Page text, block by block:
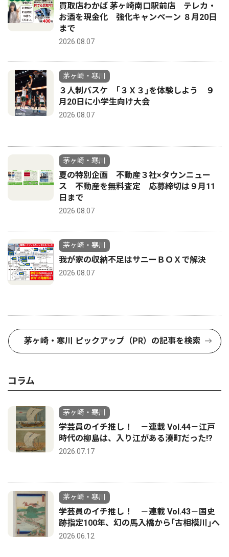
買取店わかば 茅ヶ崎南口駅前店 テレカ・
お酒を現金化 強化キャンペーン ８月20日
まで
2026.08.07
茅ヶ崎・寒川
３人制バスケ ｢３Ｘ３｣を体験しよう ９
月20日に小学生向け大会
2026.08.07
茅ヶ崎・寒川
夏の特別企画 不動産３社×タウンニュー
ス 不動産を無料査定 応募締切は９月11
日まで
2026.08.07
茅ヶ崎・寒川
我が家の収納不足はサニーＢＯＸで解決
2026.08.07
茅ヶ崎・寒川 ピックアップ（PR）の記事を検索
コラム
茅ヶ崎・寒川
学芸員のイチ推し！ －連載 Vol.44－江戸
時代の柳島は、入り江がある湊町だった!?
2026.07.17
茅ヶ崎・寒川
学芸員のイチ推し！ －連載 Vol.43－国史
跡指定100年、幻の馬入橋から｢古相模川｣へ
2026.06.12